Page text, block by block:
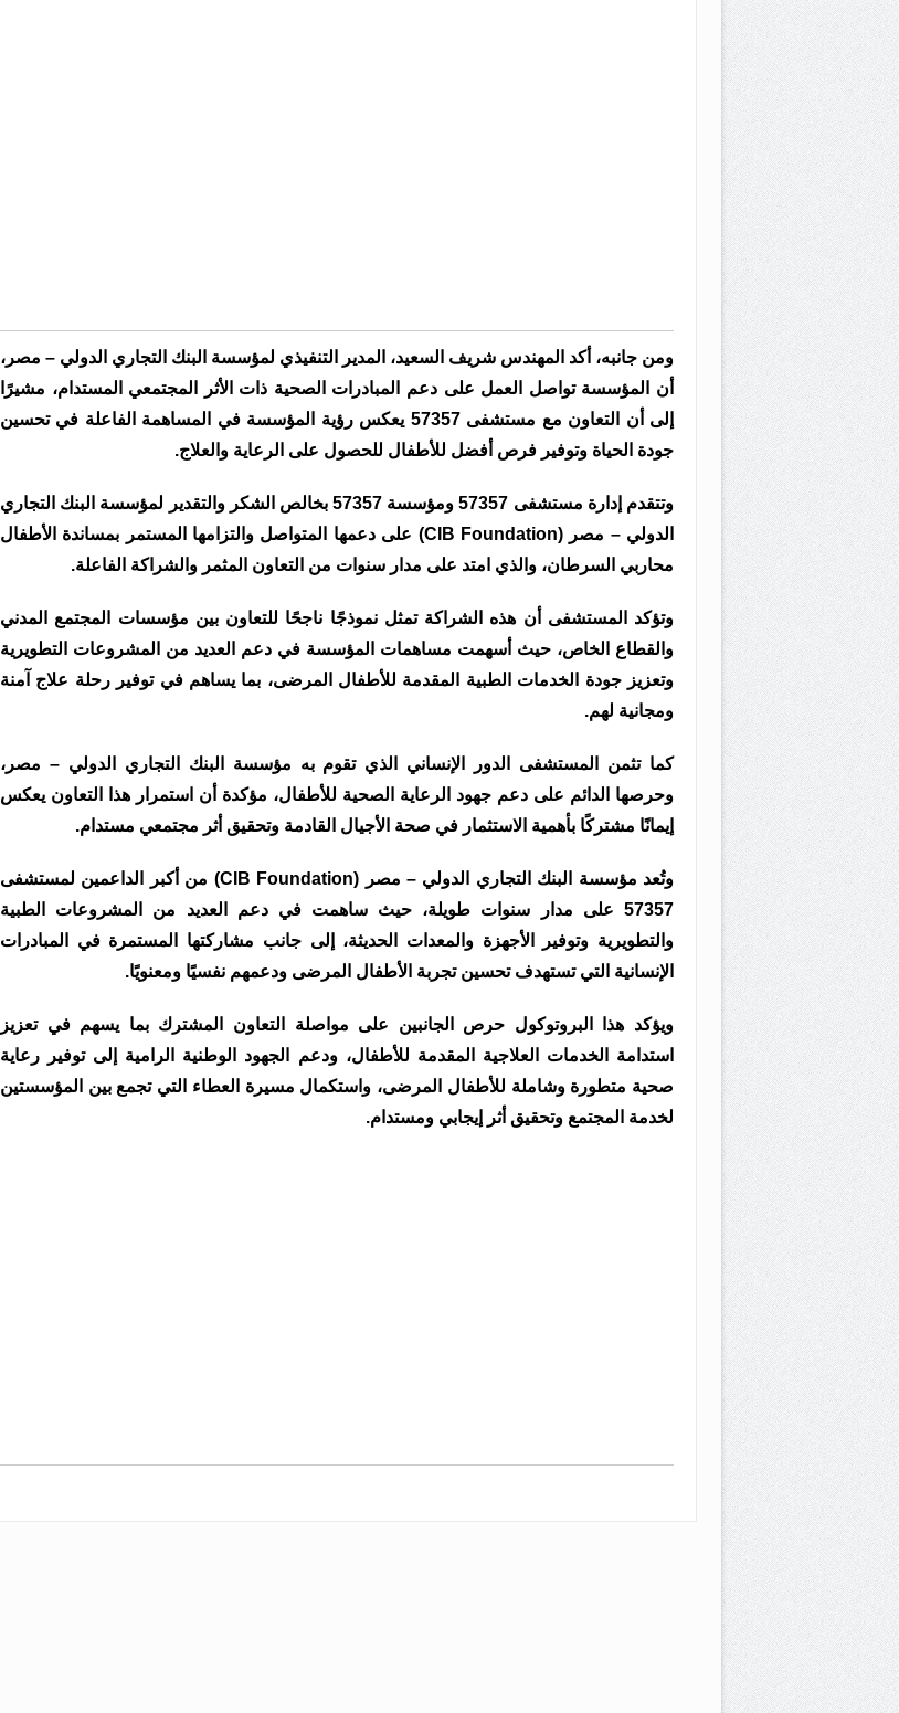
ومن جانبه، أكد المهندس شريف السعيد، المدير التنفيذي لمؤسسة البنك التجاري الدولي – مصر،
أن المؤسسة تواصل العمل على دعم المبادرات الصحية ذات الأثر المجتمعي المستدام، مشيرًا
إلى أن التعاون مع مستشفى 57357 يعكس رؤية المؤسسة في المساهمة الفاعلة في تحسين
جودة الحياة وتوفير فرص أفضل للأطفال للحصول على الرعاية والعلاج.
وتتقدم إدارة مستشفى 57357 ومؤسسة 57357 بخالص الشكر والتقدير لمؤسسة البنك التجاري
الدولي – مصر (CIB Foundation) على دعمها المتواصل والتزامها المستمر بمساندة الأطفال
محاربي السرطان، والذي امتد على مدار سنوات من التعاون المثمر والشراكة الفاعلة.
وتؤكد المستشفى أن هذه الشراكة تمثل نموذجًا ناجحًا للتعاون بين مؤسسات المجتمع المدني
والقطاع الخاص، حيث أسهمت مساهمات المؤسسة في دعم العديد من المشروعات التطويرية
وتعزيز جودة الخدمات الطبية المقدمة للأطفال المرضى، بما يساهم في توفير رحلة علاج آمنة
ومجانية لهم.
كما تثمن المستشفى الدور الإنساني الذي تقوم به مؤسسة البنك التجاري الدولي – مصر،
وحرصها الدائم على دعم جهود الرعاية الصحية للأطفال، مؤكدة أن استمرار هذا التعاون يعكس
إيمانًا مشتركًا بأهمية الاستثمار في صحة الأجيال القادمة وتحقيق أثر مجتمعي مستدام.
وتُعد مؤسسة البنك التجاري الدولي – مصر (CIB Foundation) من أكبر الداعمين لمستشفى
57357 على مدار سنوات طويلة، حيث ساهمت في دعم العديد من المشروعات الطبية
والتطويرية وتوفير الأجهزة والمعدات الحديثة، إلى جانب مشاركتها المستمرة في المبادرات
الإنسانية التي تستهدف تحسين تجربة الأطفال المرضى ودعمهم نفسيًا ومعنويًا.
ويؤكد هذا البروتوكول حرص الجانبين على مواصلة التعاون المشترك بما يسهم في تعزيز
استدامة الخدمات العلاجية المقدمة للأطفال، ودعم الجهود الوطنية الرامية إلى توفير رعاية
صحية متطورة وشاملة للأطفال المرضى، واستكمال مسيرة العطاء التي تجمع بين المؤسستين
لخدمة المجتمع وتحقيق أثر إيجابي ومستدام.